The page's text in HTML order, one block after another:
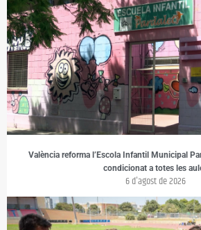
València reforma l’Escola Infantil Municipal
condicionat a totes les
6 d'agost de 2026